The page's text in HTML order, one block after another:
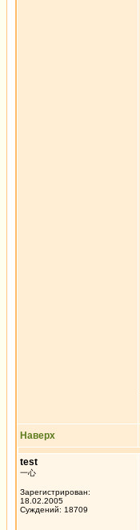
Наверх
test
一心
Зарегистрирован:
18.02.2005
Суждений: 18709